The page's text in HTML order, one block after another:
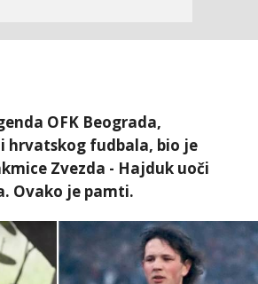
OFK Beograda,
hrvatskog fudbala, bio je
Zvezda - Hajduk uoči
Ovako je pamti.